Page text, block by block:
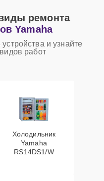
ремонта
Yamaha
и узнайте
работ
Холодильник
Yamaha
RS14DS1/W